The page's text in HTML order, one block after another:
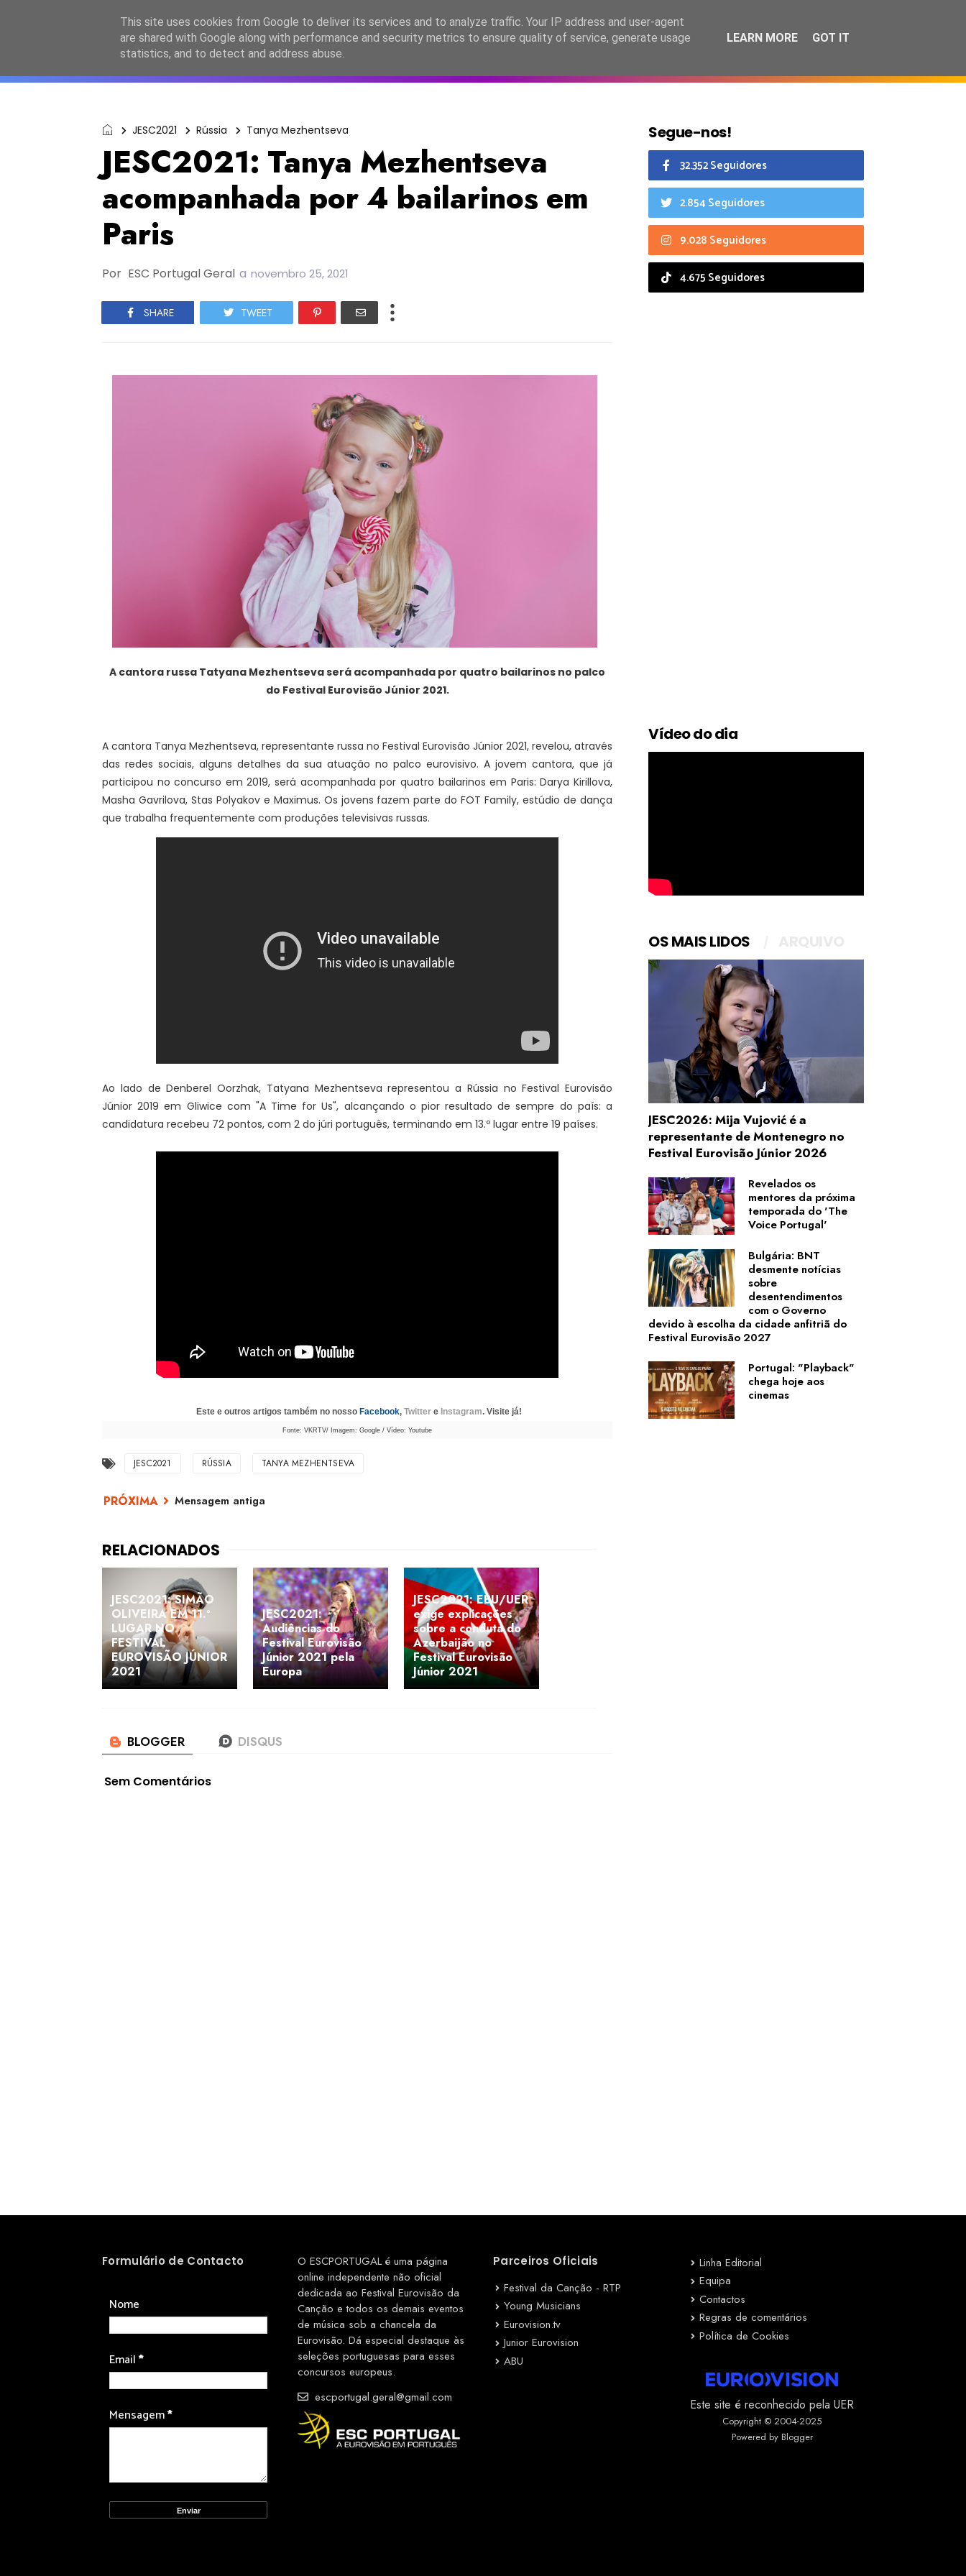
ESC2027 JESC2026 FC2026 EASC2026 PORTUGAL LANÇAMENTOS ESPECIAIS CALENDÁRIO
JESC2021 Rússia Tanya Mezhentseva
JESC2021: Tanya Mezhentseva
acompanhada por 4 bailarinos em
Paris
Por ESC Portugal Geral a novembro 25, 2021
SHARE TWEET
A cantora russa Tatyana Mezhentseva será acompanhada por quatro bailarinos no palco
do Festival Eurovisão Júnior 2021.
A cantora Tanya Mezhentseva, representante russa no Festival Eurovisão Júnior 2021, revelou, através
das redes sociais, alguns detalhes da sua atuação no palco eurovisivo. A jovem cantora, que já
participou no concurso em 2019, será acompanhada por quatro bailarinos em Paris: Darya Kirillova,
Masha Gavrilova, Stas Polyakov e Maximus. Os jovens fazem parte do FOT Family, estúdio de dança
que trabalha frequentemente com produções televisivas russas.
Ao lado de Denberel Oorzhak, Tatyana Mezhentseva representou a Rússia no Festival Eurovisão
Júnior 2019 em Gliwice com "A Time for Us", alcançando o pior resultado de sempre do país: a
candidatura recebeu 72 pontos, com 2 do júri português, terminando em 13.º lugar entre 19 países.
Este e outros artigos também no nosso Facebook, Twittere Instagram. Visite já!
Fonte: VKRTV/ Imagem: Google / Vídeo: Youtube
JESC2021 RÚSSIA TANYA MEZHENTSEVA
Mensagem antiga
JESC2021: SIMÃO
OLIVEIRA EM 11.º
LUGAR NO
FESTIVAL
EUROVISÃO JÚNIOR
2021
JESC2021:
Audiências do
Festival Eurovisão
Júnior 2021 pela
Europa
JESC2021: EBU/UER
exige explicações
sobre a conduta do
Azerbaijão no
Festival Eurovisão
Júnior 2021
Sem Comentários
Segue-nos!
32.352 Seguidores
2.854 Seguidores
9.028 Seguidores
4.675 Seguidores
Vídeo do dia
OS MAIS LIDOS
JESC2026: Mija Vujović é a
representante de Montenegro no
Festival Eurovisão Júnior 2026
Revelados os
mentores da próxima
temporada do 'The
Voice Portugal'
Bulgária: BNT
desmente notícias
sobre
desentendimentos
com o Governo
devido à escolha da cidade anfitriã do
Festival Eurovisão 2027
Portugal: "Playback"
chega hoje aos
cinemas
Formulário de Contacto
Nome
Email*
Mensagem*
O ESCPORTUGAL é uma página
online independente não oficial
dedicada ao Festival Eurovisão da
Canção e todos os demais eventos
de música sob a chancela da
Eurovisão. Dá especial destaque às
seleções portuguesas para esses
concursos europeus.
escportugal.geral@gmail.com
Parceiros Oficiais
Festival da Canção - RTP
Young Musicians
Eurovision.tv
Junior Eurovision
ABU
Linha Editorial
Equipa
Contactos
Regras de comentários
Política de Cookies
Este site é reconhecido pela UER
Copyright © 2004-2025
Powered by Blogger
This site uses cookies from Google to deliver its services and to analyze traffic. Your IP address and user-agent
are shared with Google along with performance and security metrics to ensure quality of service, generate usage
statistics, and to detect and address abuse.
LEARN MORE GOT IT